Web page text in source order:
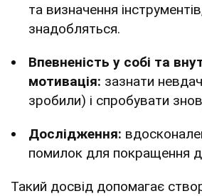
та визначення
знадобляться.
Впевненість у собі та
мотивація: зазнати
зробили) і спробувати
Дослідження:
помилок для покращення
Такий досвід допомагає